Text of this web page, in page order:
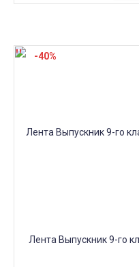
Лента Выпускник 9-го
-40%